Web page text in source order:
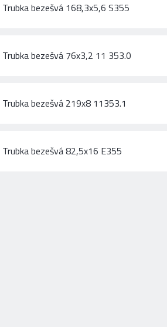
Trubka bezešvá 168,3x5,6 S355
Trubka bezešvá 76x3,2 11 353.0
Trubka bezešvá 219x8 11353.1
Trubka bezešvá 82,5x16 E355